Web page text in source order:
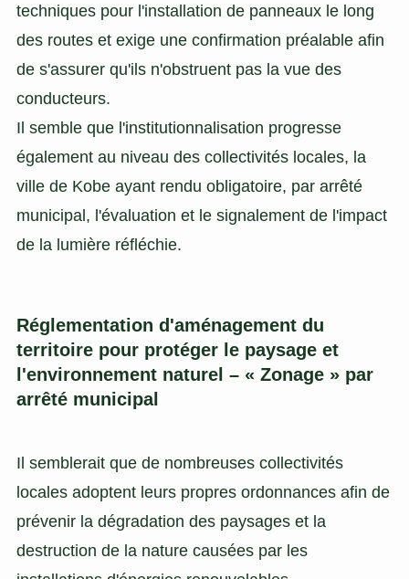
techniques pour l'installation de panneaux le long
des routes et exige une confirmation préalable afin
de s'assurer qu'ils n'obstruent pas la vue des
conducteurs.
Il semble que l'institutionnalisation progresse
également au niveau des collectivités locales, la
ville de Kobe ayant rendu obligatoire, par arrêté
municipal, l'évaluation et le signalement de l'impact
de la lumière réfléchie.
Réglementation d'aménagement du
territoire pour protéger le paysage et
l'environnement naturel – « Zonage » par
arrêté municipal
Il semblerait que de nombreuses collectivités
locales adoptent leurs propres ordonnances afin de
prévenir la dégradation des paysages et la
destruction de la nature causées par les